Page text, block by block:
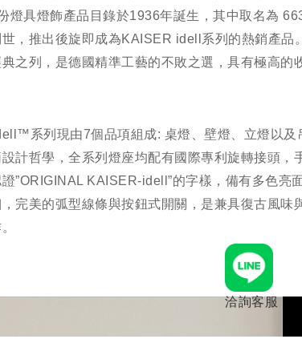
燈具燈飾產品目錄於1936年誕生，其中取名為
，推出後旋即成為KAISER idell系列的熱銷產品
之列，是德國精準工藝的不敗之選，具有極高的
系列現由7個品項組成: 桌燈、壁燈、立燈以及
計哲學，全系列燈座均配有國際專利旋轉接頭，
”ORIGINAL KAISER-idell”的字樣，備有多色亮
完美的弧型線條與按鈕式開關，是兼具復古風味
洽詢客服